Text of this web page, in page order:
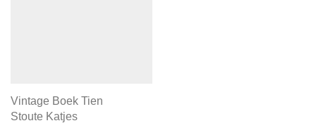
Vintage Boek Tien
Stoute Katjes